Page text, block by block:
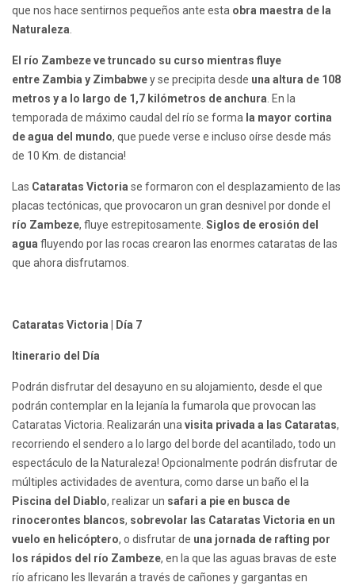
que nos hace sentirnos pequeños ante esta obra maestra de la
Naturaleza.
El río Zambeze ve truncado su curso mientras fluye
entre Zambia y Zimbabwey se precipita desde una altura de 108
metros y a lo largo de 1,7 kilómetros de anchura. En la
temporada de máximo caudal del río se forma la mayor cortina
de agua del mundo, que puede verse e incluso oírse desde más
de 10 Km. de distancia!
Las Cataratas Victoria se formaron con el desplazamiento de las
placas tectónicas, que provocaron un gran desnivel por donde el
río Zambeze, fluye estrepitosamente. Siglos de erosión del
agua fluyendo por las rocas crearon las enormes cataratas de las
que ahora disfrutamos.
Cataratas Victoria | Día 7
Itinerario del Día
Podrán disfrutar del desayuno en su alojamiento, desde el que
podrán contemplar en la lejanía la fumarola que provocan las
Cataratas Victoria. Realizarán unavisita privada a las Cataratas,
recorriendo el sendero a lo largo del borde del acantilado, todo un
espectáculo de la Naturaleza! Opcionalmente podrán disfrutar de
múltiples actividades de aventura, como darse un baño el la
Piscina del Diablo, realizar un safari a pie en busca de
rinocerontes blancos, sobrevolar las Cataratas Victoria en un
vuelo en helicóptero, o disfrutar de una jornada de rafting por
los rápidos del río Zambeze, en la que las aguas bravas de este
río africano les llevarán a través de cañones y gargantas en